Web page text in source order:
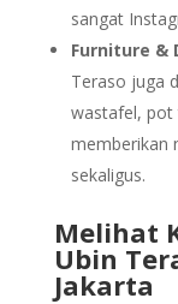
sangat
Furniture &
Teraso juga
wastafel, pot
memberikan
sekaligus.
Melihat
Ubin
Jakarta